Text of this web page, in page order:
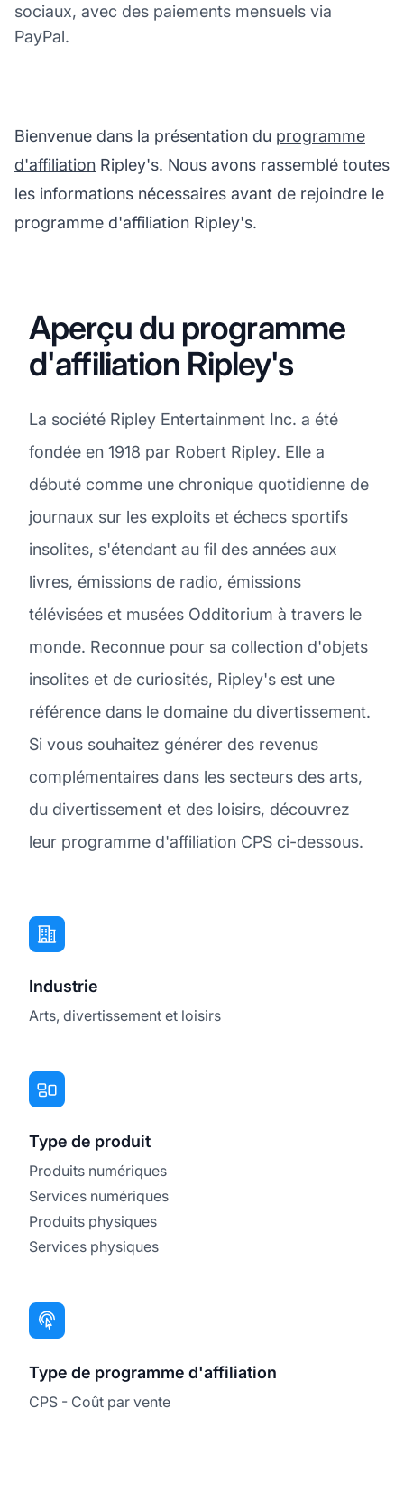
sociaux, avec des paiements mensuels via
PayPal.
Bienvenue dans la présentation du programme
d'affiliation Ripley's. Nous avons rassemblé toutes
les informations nécessaires avant de rejoindre le
programme d'affiliation Ripley's.
Aperçu du programme
d'affiliation Ripley's
La société Ripley Entertainment Inc. a été
fondée en 1918 par Robert Ripley. Elle a
débuté comme une chronique quotidienne de
journaux sur les exploits et échecs sportifs
insolites, s'étendant au fil des années aux
livres, émissions de radio, émissions
télévisées et musées Odditorium à travers le
monde. Reconnue pour sa collection d'objets
insolites et de curiosités, Ripley's est une
référence dans le domaine du divertissement.
Si vous souhaitez générer des revenus
complémentaires dans les secteurs des arts,
du divertissement et des loisirs, découvrez
leur programme d'affiliation CPS ci-dessous.
Industrie
Arts, divertissement et loisirs
Type de produit
Produits numériques
Services numériques
Produits physiques
Services physiques
Type de programme d'affiliation
CPS - Coût par vente